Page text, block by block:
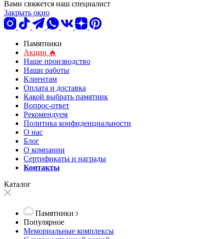
Вами свяжется наш специалист
Закрыть окно
Памятники
Акции 🔥
Наше производство
Наши работы
Клиентам
Оплата и доставка
Какой выбрать памятник
Вопрос-ответ
Рекомендуем
Политика конфиденциальности
О нас
Блог
О компании
Сертификаты и награды
Контакты
Каталог
Памятники
Популярное
Мемориальные комплексы